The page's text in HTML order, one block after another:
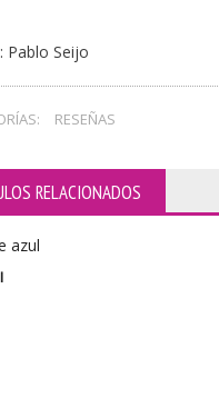
Pablo Seijo
RESEÑAS
RELACIONADOS